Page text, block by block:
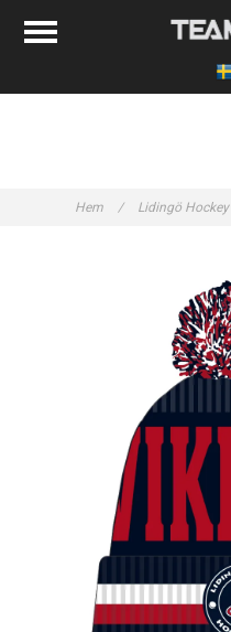
Hem / Lidingö Hockey